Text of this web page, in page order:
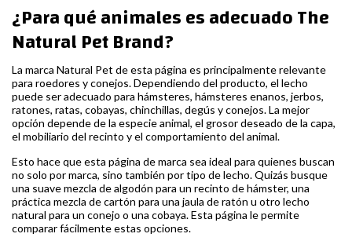
¿Para qué animales es adecuado The
Natural Pet Brand?
La marca Natural Pet de esta página es principalmente relevante
para roedores y conejos. Dependiendo del producto, el lecho
puede ser adecuado para hámsteres, hámsteres enanos, jerbos,
ratones, ratas, cobayas, chinchillas, degús y conejos. La mejor
opción depende de la especie animal, el grosor deseado de la capa,
el mobiliario del recinto y el comportamiento del animal.
Esto hace que esta página de marca sea ideal para quienes buscan
no solo por marca, sino también por tipo de lecho. Quizás busque
una suave mezcla de algodón para un recinto de hámster, una
práctica mezcla de cartón para una jaula de ratón u otro lecho
natural para un conejo o una cobaya. Esta página le permite
comparar fácilmente estas opciones.